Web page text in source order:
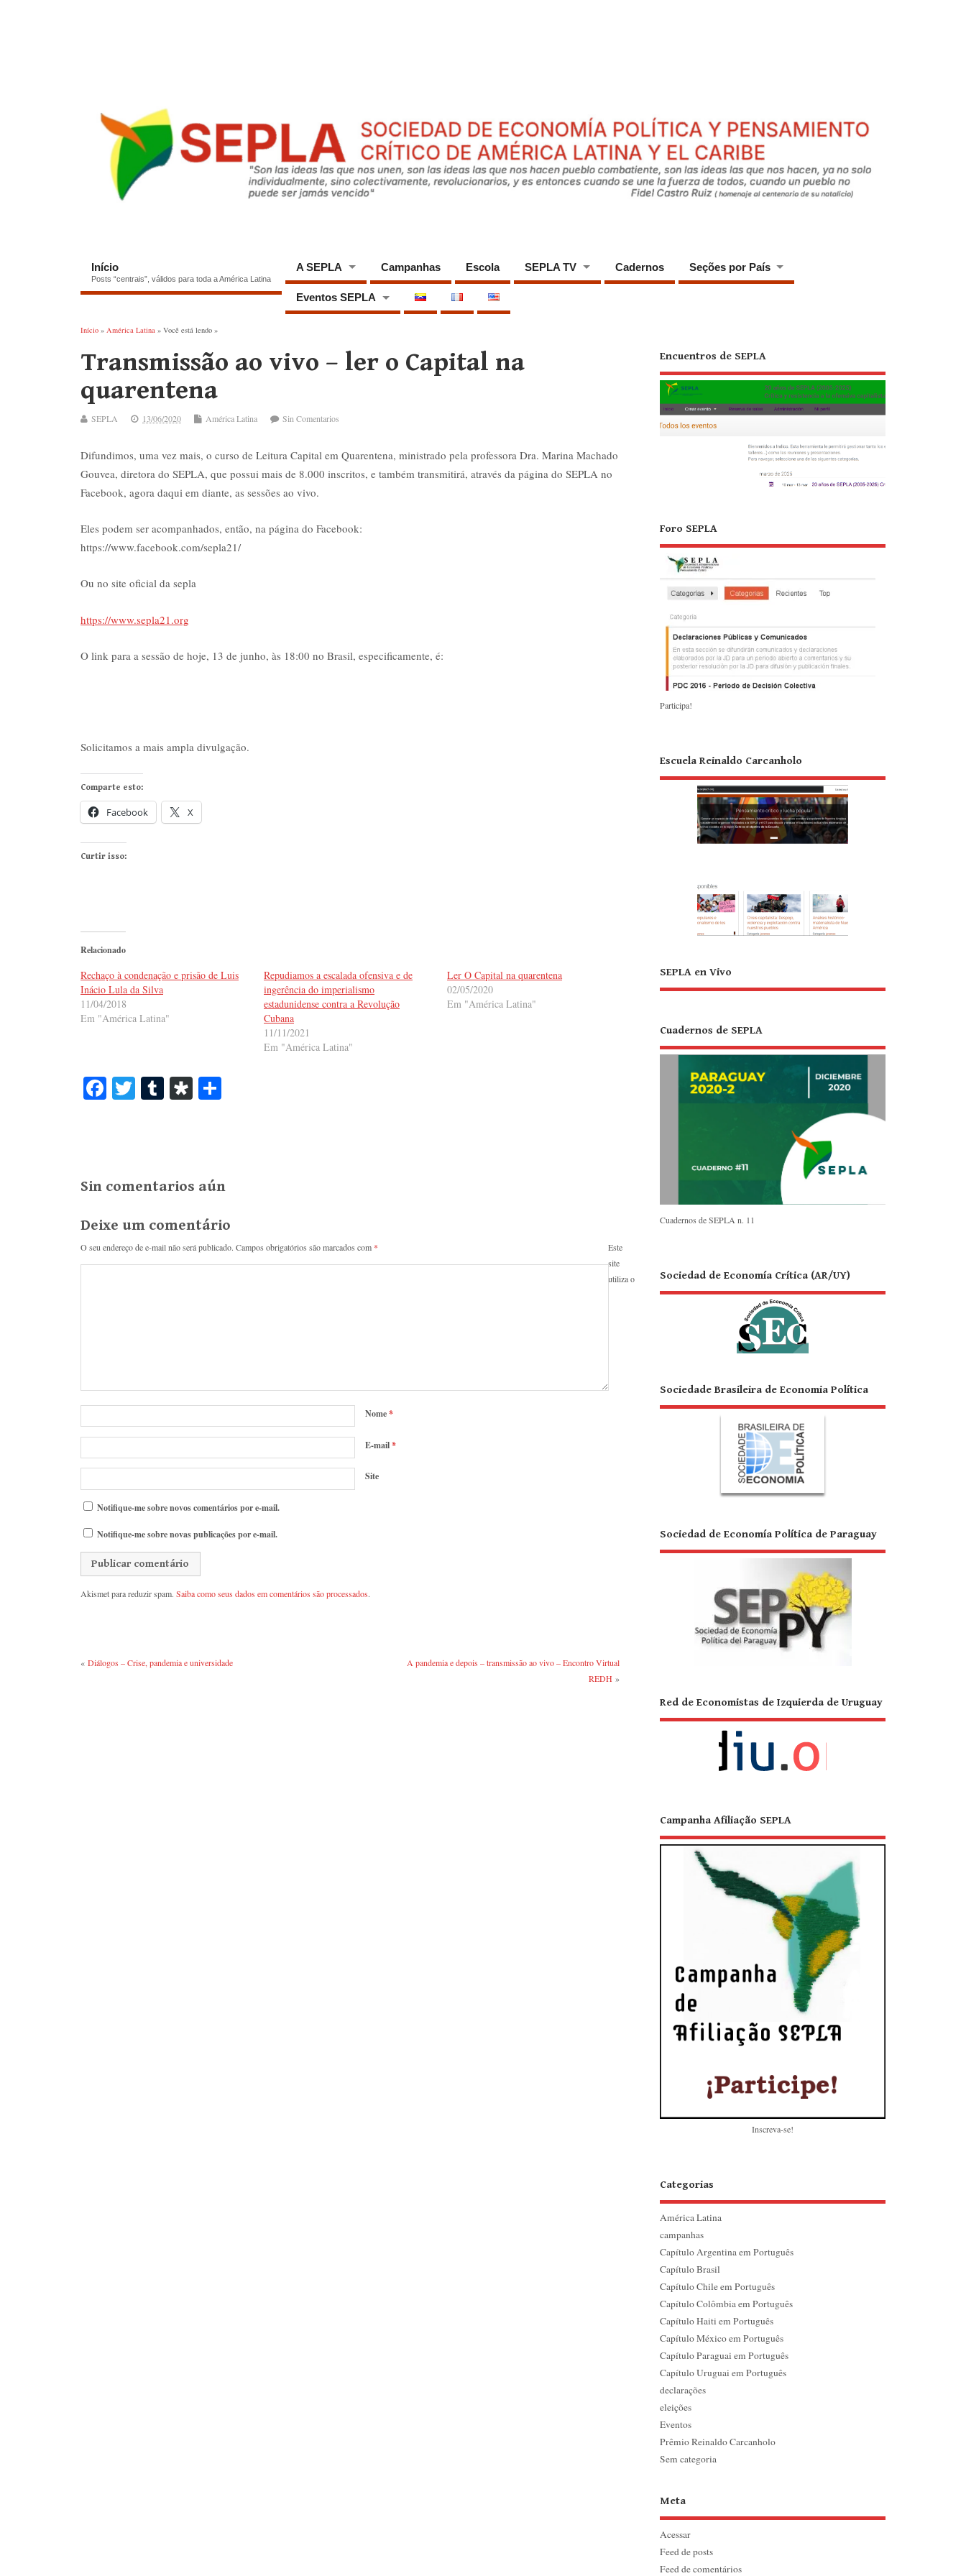
Início
Posts “centrais”, válidos para toda a América Latina
A SEPLA Campanhas Escola SEPLA TV Cadernos Seções por País
Eventos SEPLA
Início » América Latina » Você está lendo »
Transmissão ao vivo – ler o Capital na
quarentena
SEPLA 13/06/2020 América Latina Sin Comentarios
Difundimos, uma vez mais, o curso de Leitura Capital em Quarentena, ministrado pela professora Dra. Marina Machado
Gouvea, diretora do SEPLA, que possui mais de 8.000 inscritos, e também transmitirá, através da página do SEPLA no
Facebook, agora daqui em diante, as sessões ao vivo.
Eles podem ser acompanhados, então, na página do Facebook:
https://www.facebook.com/sepla21/
Ou no site oficial da sepla
https://www.sepla21.org
O link para a sessão de hoje, 13 de junho, às 18:00 no Brasil, especificamente, é:
Solicitamos a mais ampla divulgação.
Comparte esto:
Facebook X
Curtir isso:
Relacionado
Rechaço à condenação e prisão de Luis
Inácio Lula da Silva
11/04/2018
Em "América Latina"
Repudiamos a escalada ofensiva e de
ingerência do imperialismo
estadunidense contra a Revolução
Cubana
11/11/2021
Em "América Latina"
Ler O Capital na quarentena
02/05/2020
Em "América Latina"
Fa T T
r
Di
Sin comentarios aún
Deixe um comentário
O seu endereço de e-mail não será publicado. Campos obrigatórios são marcados com *
Nome*
E-mail*
Site
Notifique-me sobre novos comentários por e-mail.
Notifique-me sobre novas publicações por e-mail.
Este
site
utiliza o
Akismet para reduzir spam. Saiba como seus dados em comentários são processados.
« Diálogos – Crise, pandemia e universidade
A pandemia e depois – transmissão ao vivo – Encontro Virtual
REDH »
Encuentros de SEPLA
Foro SEPLA
Participa!
Escuela Reinaldo Carcanholo
SEPLA en Vivo
Cuadernos de SEPLA
Cuadernos de SEPLA n. 11
Sociedad de Economía Crítica (AR/UY)
Sociedade Brasileira de Economia Política
Sociedad de Economía Política de Paraguay
Red de Economistas de Izquierda de Uruguay
Campanha Afiliação SEPLA
Inscreva-se!
Categorias
América Latina
campanhas
Capítulo Argentina em Português
Capítulo Brasil
Capítulo Chile em Português
Capítulo Colômbia em Português
Capítulo Haiti em Português
Capítulo México em Português
Capítulo Paraguai em Português
Capítulo Uruguai em Português
declarações
eleições
Eventos
Prêmio Reinaldo Carcanholo
Sem categoria
Meta
Acessar
Feed de posts
Feed de comentários